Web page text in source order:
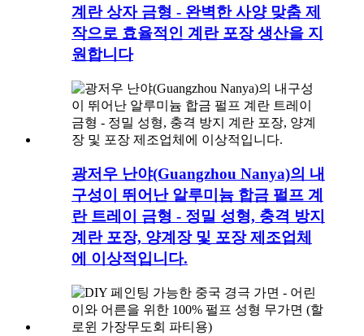
계란 상자 금형 - 완벽한 사양 맞춤 제
작으로 효율적인 계란 포장 생산을 지
원합니다
광저우 난야(Guangzhou Nanya)의 내
구성이 뛰어난 알루미늄 합금 펄프 계
란 트레이 금형 - 정밀 성형, 충격 방지
계란 포장, 양계장 및 포장 제조업체
에 이상적입니다.